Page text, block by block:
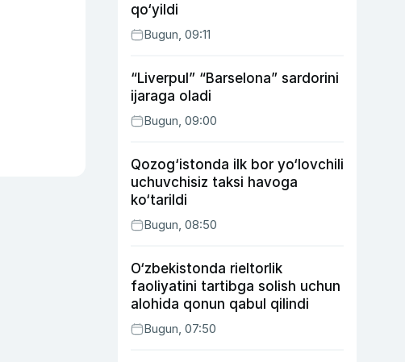
qo‘yildi
Bugun, 09:11
“Liverpul” “Barselona” sardorini
ijaraga oladi
Bugun, 09:00
Qozog‘istonda ilk bor yo‘lovchili
uchuvchisiz taksi havoga
ko‘tarildi
Bugun, 08:50
O‘zbekistonda rieltorlik
faoliyatini tartibga solish uchun
alohida qonun qabul qilindi
Bugun, 07:50